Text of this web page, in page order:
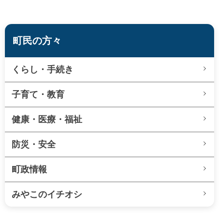
町民の方々
くらし・手続き
子育て・教育
健康・医療・福祉
防災・安全
町政情報
みやこのイチオシ